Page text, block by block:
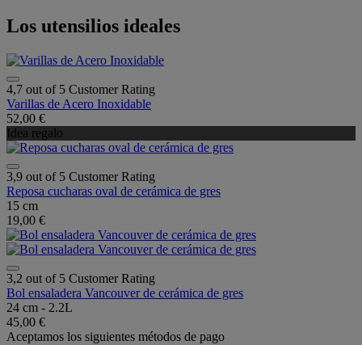
Los utensilios ideales
4,7 out of 5 Customer Rating
Varillas de Acero Inoxidable
52,00 €
Idea regalo
3,9 out of 5 Customer Rating
Reposa cucharas oval de cerámica de gres
15 cm
19,00 €
3,2 out of 5 Customer Rating
Bol ensaladera Vancouver de cerámica de gres
24 cm - 2.2L
45,00 €
Aceptamos los siguientes métodos de pago